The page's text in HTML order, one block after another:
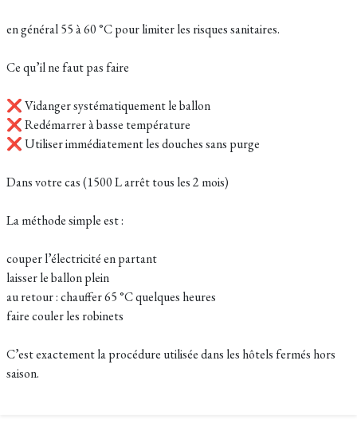
en général 55 à 60 °C pour limiter les risques sanitaires.
Ce qu’il ne faut pas faire
❌ Vidanger systématiquement le ballon
❌ Redémarrer à basse température
❌ Utiliser immédiatement les douches sans purge
Dans votre cas (1500 L arrêt tous les 2 mois)
La méthode simple est :
couper l’électricité en partant
laisser le ballon plein
au retour : chauffer 65 °C quelques heures
faire couler les robinets
C’est exactement la procédure utilisée dans les hôtels fermés hors
saison.